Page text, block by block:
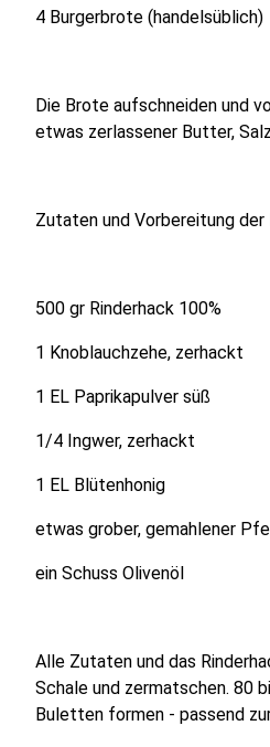
4 Burgerbrote (handelsüblich)
Die Brote aufschneiden und
etwas zerlassener Butter,
Zutaten und Vorbereitung
500 gr Rinderhack 100%
1 Knoblauchzehe, zerhackt
1 EL Paprikapulver süß
1/4 Ingwer, zerhackt
1 EL Blütenhonig
etwas grober, gemahlener
ein Schuss Olivenöl
Alle Zutaten und das
Schale und zermatschen. 80
Buletten formen - passend